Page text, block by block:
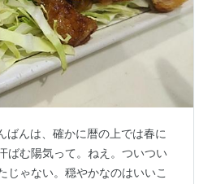
ばんは、確かに暦の上では春に
ばむ陽気って。ねえ。ついつい
じゃない。穏やかなのはいいこ